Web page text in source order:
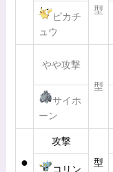
型
ピカチ
ュウ
やや攻撃
型
サイホ
ーン
●
攻撃
型
コリン